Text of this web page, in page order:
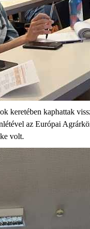
keretében kaphattak
az Európai
volt.